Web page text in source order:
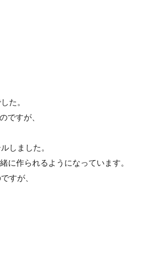
た。
ですが、
しました。
作られるようになっています。
すが、